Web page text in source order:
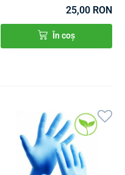
25,00 RON
În coș